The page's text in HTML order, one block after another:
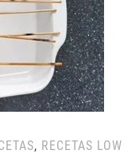
, RECETAS LOW